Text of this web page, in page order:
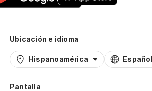
Ubicación e idioma
Hispanoamérica Español
Pantalla